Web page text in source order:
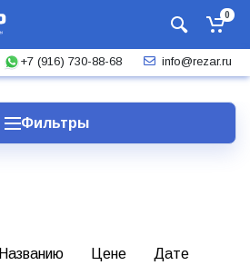
0
+7 (916) 730-88-68 info@rezar.ru
Фильтры
Названию Цене
Дате